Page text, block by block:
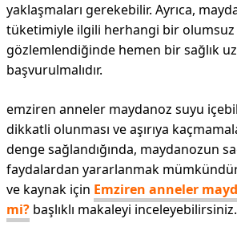
yaklaşmaları gerekebilir. Ayrıca,
tüketimiyle ilgili herhangi bir
gözlemlendiğinde hemen bir sağlık
başvurulmalıdır.
emziren anneler maydanoz suyu
dikkatli olunması ve aşırıya
denge sağlandığında, maydanozun
faydalardan yararlanmak
ve kaynak için Emziren anneler
mi? başlıklı makaleyi inceleyebilirsiniz.